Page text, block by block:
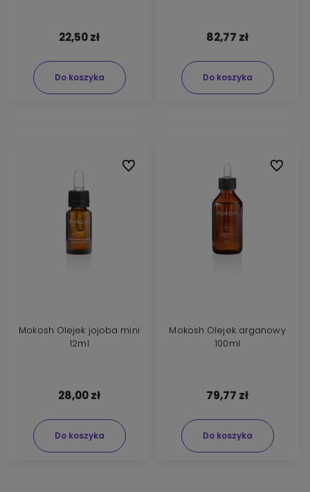
22,50 zł
Do koszyka
82,77 zł
Do koszyka
Mokosh Olejek jojoba mini
12ml
28,00 zł
Do koszyka
Do ulubionych
Mokosh Olejek arganowy
100ml
79,77 zł
Do koszyka
Do